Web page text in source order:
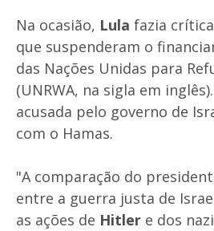
Na ocasião, Lula fazia
que suspenderam o
das Nações Unidas para
(UNRWA, na sigla em
acusada pelo governo de
com o Hamas.
"A comparação do
entre a guerra justa de
as ações de Hitler e dos